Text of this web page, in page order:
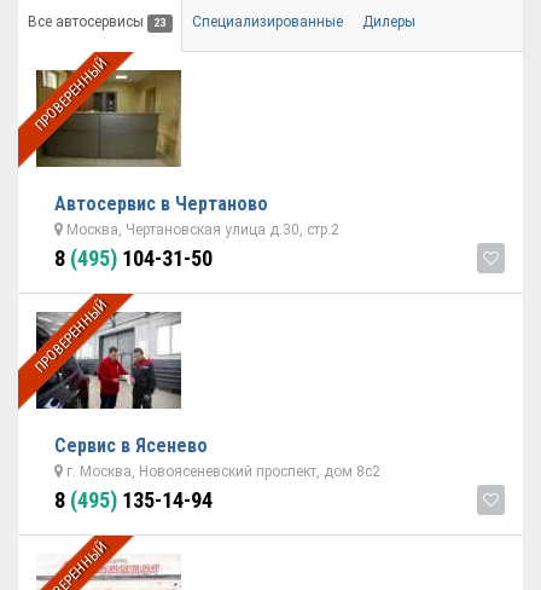
Все автосервисы 23 Специализированные Дилеры
ПРОВЕРЕННЫЙ
Автосервис в Чертаново
Москва, Чертановская улица д.30, стр.2
8 (495) 104-31-50
ПРОВЕРЕННЫЙ
Сервис в Ясенево
г. Москва, Новоясеневский проспект, дом 8с2
8 (495) 135-14-94